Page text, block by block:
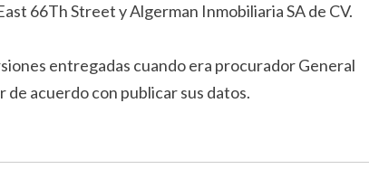
66Th Street y Algerman Inmobiliaria SA de CV.
entregadas cuando era procurador General
de acuerdo con publicar sus datos.